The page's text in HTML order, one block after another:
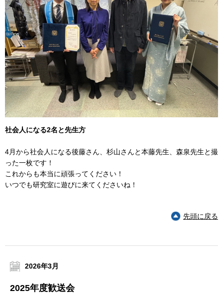
社会人になる2名と先生方
4月から社会人になる後藤さん、杉山さんと本藤先生、森泉先生と撮
った一枚です！
これからも本当に頑張ってください！
いつでも研究室に遊びに来てくださいね！
先頭に戻る
2026年3月
2025年度歓送会